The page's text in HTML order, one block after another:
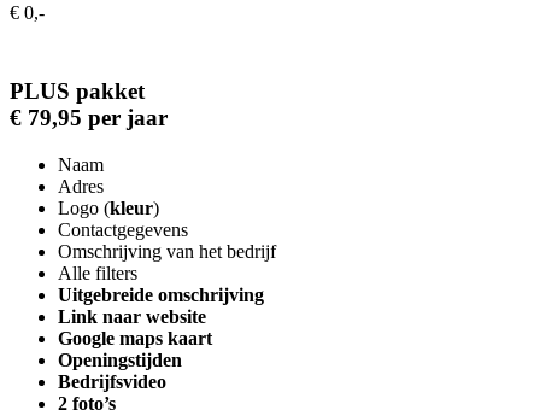
€ 0,-
PLUS pakket
€ 79,95 per jaar
Naam
Adres
Logo (kleur)
Contactgegevens
Omschrijving van het bedrijf
Alle filters
Uitgebreide omschrijving
Link naar website
Google maps kaart
Openingstijden
Bedrijfsvideo
2 foto’s